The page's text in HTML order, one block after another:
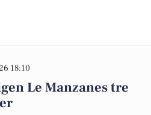
18:10
Le Manzanes tre